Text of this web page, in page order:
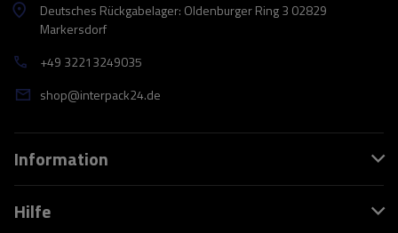
Deutsches Rückgabelager: Oldenburger Ring 3 02829
Markersdorf
+49 32213249035
shop@interpack24.de
Information
Hilfe